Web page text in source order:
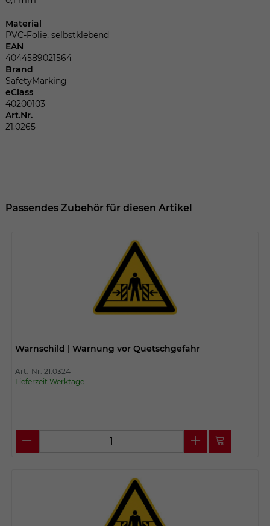
Material
PVC-Folie, selbstklebend
EAN
4044589021564
Brand
SafetyMarking
eClass
40200103
Art.Nr.
21.0265
Passendes Zubehör für diesen Artikel
Warnschild | Warnung vor Quetschgefahr
Art.-Nr. 21.0324
Lieferzeit Werktage
Zweck
Speicherung Ihrer vorgenommen
Name
Zweck
der Webseite anmeldet. Dient zum